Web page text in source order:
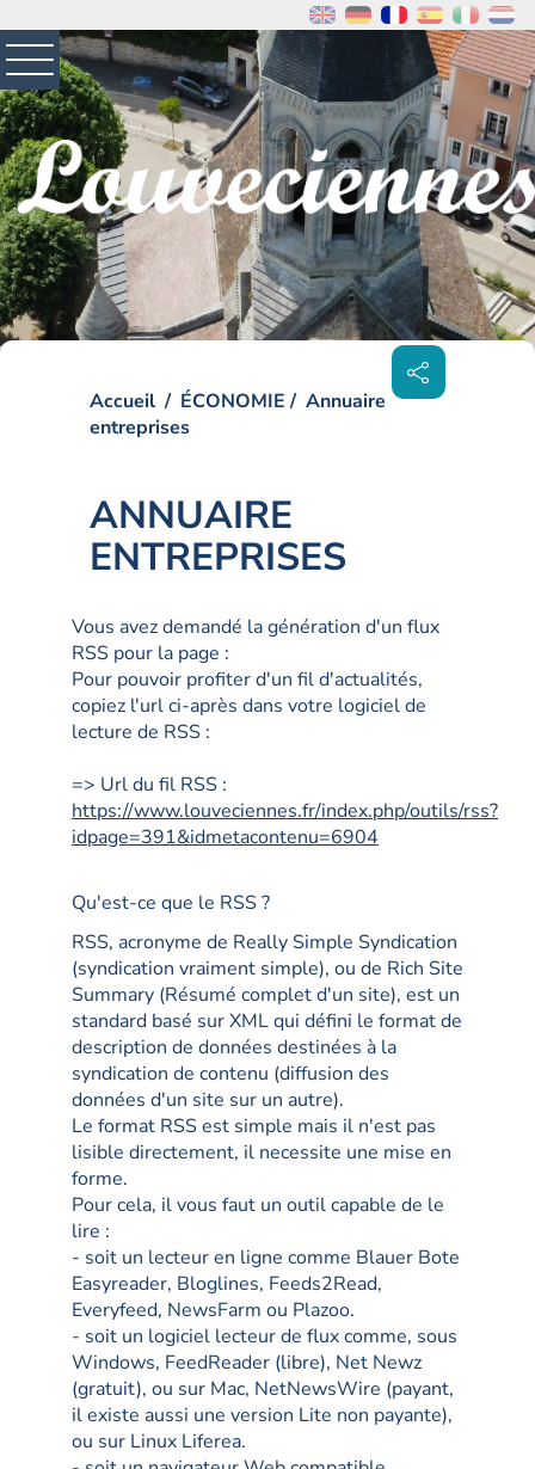
MENU
PRINCIPAL
Visiter la page accueil du site de Louveciennes
Accueil ÉCONOMIE
Annuaire
entreprises
Partager
sur les
réseaux
sociaux
ANNUAIRE
ENTREPRISES
Vous avez demandé la génération d'un flux
RSS pour la page :
Pour pouvoir profiter d'un fil d'actualités,
copiez l'url ci-après dans votre logiciel de
lecture de RSS :
=> Url du fil RSS :
https://www.louveciennes.fr/index.php/outils/rss?
idpage=391&idmetacontenu=6904
Qu'est-ce que le RSS ?
RSS, acronyme de Really Simple Syndication
(syndication vraiment simple), ou de Rich Site
Summary (Résumé complet d'un site), est un
standard basé sur XML qui défini le format de
description de données destinées à la
syndication de contenu (diffusion des
données d'un site sur un autre).
Le format RSS est simple mais il n'est pas
lisible directement, il necessite une mise en
forme.
Pour cela, il vous faut un outil capable de le
lire :
- soit un lecteur en ligne comme Blauer Bote
Easyreader, Bloglines, Feeds2Read,
Everyfeed, NewsFarm ou Plazoo.
- soit un logiciel lecteur de flux comme, sous
Windows, FeedReader (libre), Net Newz
(gratuit), ou sur Mac, NetNewsWire (payant,
il existe aussi une version Lite non payante),
ou sur Linux Liferea.